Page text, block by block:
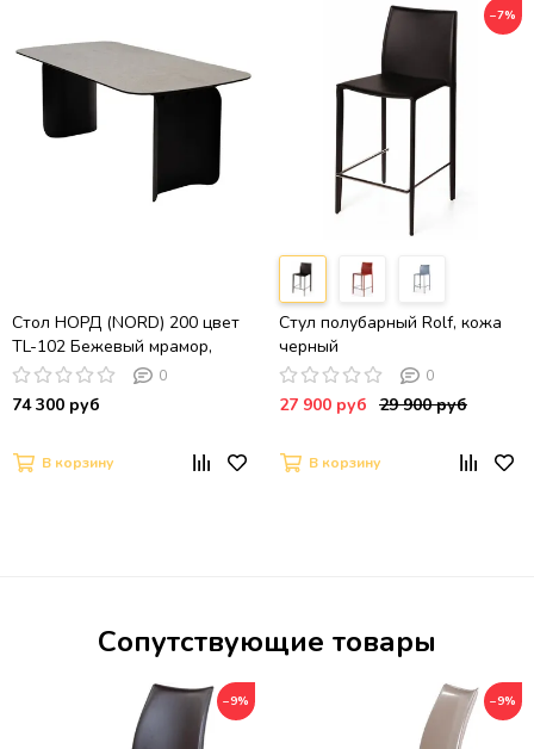
Стол НОРД (NORD) 200 цвет
TL-102 Бежевый мрамор,
испанская керамика /
ЧЕРНЫЙ, ®DISAUR
0
74 300 руб
В корзину
−7%
Стул полубарный Rolf, кожа
черный
0
27 900 руб 29 900 руб
В корзину
Сопутствующие товары
−9% −9%